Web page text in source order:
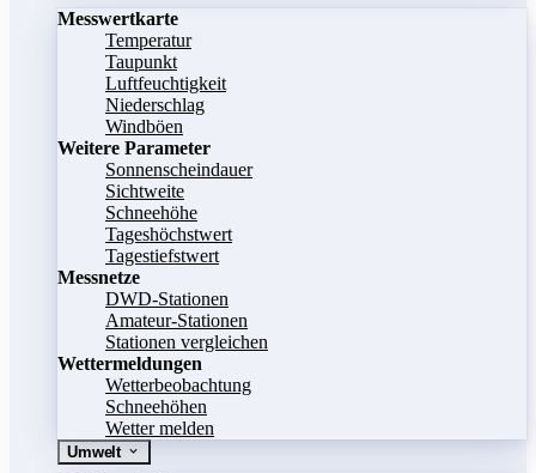
Messwertkarte
Temperatur
Taupunkt
Luftfeuchtigkeit
Niederschlag
Windböen
Weitere Parameter
Sonnenscheindauer
Sichtweite
Schneehöhe
Tageshöchstwert
Tagestiefstwert
Messnetze
DWD-Stationen
Amateur-Stationen
Stationen vergleichen
Wettermeldungen
Wetterbeobachtung
Schneehöhen
Wetter melden
Umwelt